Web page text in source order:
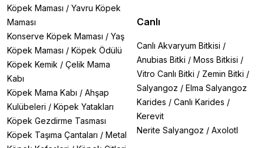
Köpek Maması / Yavru Köpek
Maması
Konserve Köpek Maması / Yaş
Köpek Maması / Köpek Ödülü
Köpek Kemik / Çelik Mama
Kabı
Köpek Mama Kabı / Ahşap
Kulübeleri / Köpek Yatakları
Köpek Gezdirme Tasması
Köpek Taşıma Çantaları / Metal
Canlı
Canlı Akvaryum Bitkisi /
Anubias Bitki / Moss Bitkisi /
Vitro Canlı Bitki / Zemin Bitki /
Salyangoz / Elma Salyangoz
Karides / Canlı Karides /
Kerevit
Nerite Salyangoz / Axolotl